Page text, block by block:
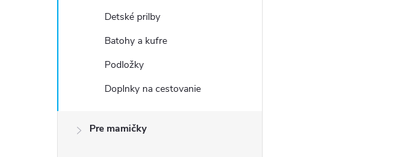
Detské prilby
Batohy a kufre
Podložky
Doplnky na cestovanie
Pre mamičky